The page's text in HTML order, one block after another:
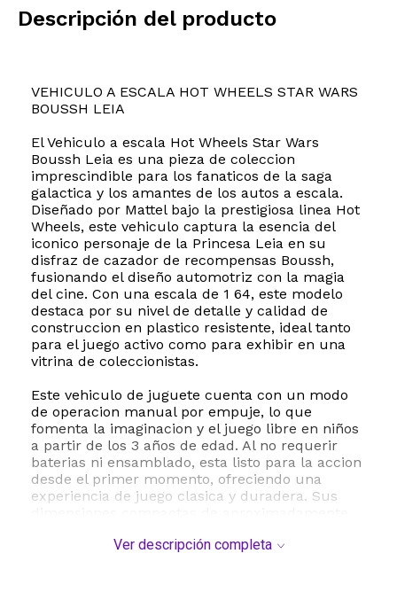
Descripción del producto
VEHICULO A ESCALA HOT WHEELS STAR WARS
BOUSSH LEIA
El Vehiculo a escala Hot Wheels Star Wars
Boussh Leia es una pieza de coleccion
imprescindible para los fanaticos de la saga
galactica y los amantes de los autos a escala.
Diseñado por Mattel bajo la prestigiosa linea Hot
Wheels, este vehiculo captura la esencia del
iconico personaje de la Princesa Leia en su
disfraz de cazador de recompensas Boussh,
fusionando el diseño automotriz con la magia
del cine. Con una escala de 1 64, este modelo
destaca por su nivel de detalle y calidad de
construccion en plastico resistente, ideal tanto
para el juego activo como para exhibir en una
vitrina de coleccionistas.
Este vehiculo de juguete cuenta con un modo
de operacion manual por empuje, lo que
fomenta la imaginacion y el juego libre en niños
a partir de los 3 años de edad. Al no requerir
baterias ni ensamblado, esta listo para la accion
desde el primer momento, ofreciendo una
experiencia de juego clasica y duradera. Sus
portatil, permitiendo que los pequeños lleven
Ver descripción completa